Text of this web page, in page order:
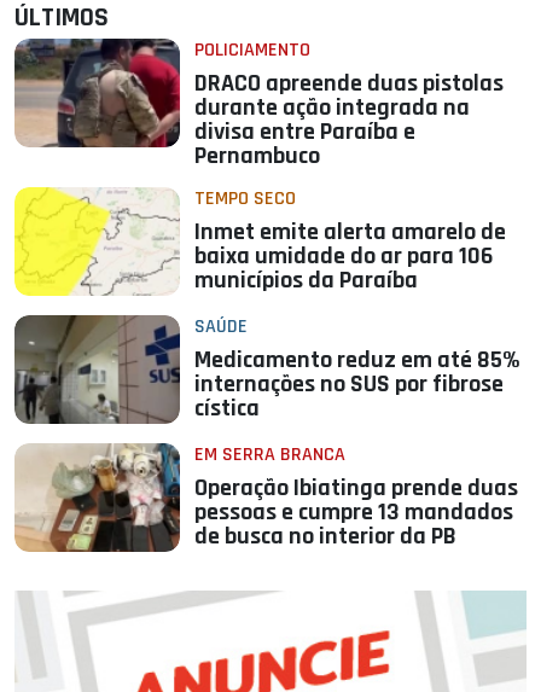
ÚLTIMOS
POLICIAMENTO
DRACO apreende duas pistolas
durante ação integrada na
divisa entre Paraíba e
Pernambuco
TEMPO SECO
Inmet emite alerta amarelo de
baixa umidade do ar para 106
municípios da Paraíba
SAÚDE
Medicamento reduz em até 85%
internações no SUS por fibrose
cística
EM SERRA BRANCA
Operação Ibiatinga prende duas
pessoas e cumpre 13 mandados
de busca no interior da PB